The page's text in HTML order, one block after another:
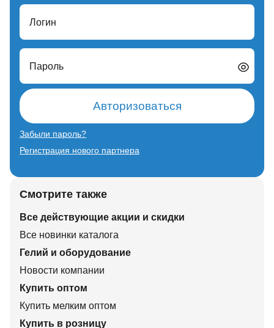
Логин
Пароль
Авторизоваться
Забыли пароль?
Регистрация нового партнера
Смотрите также
Все действующие акции и скидки
Все новинки каталога
Гелий и оборудование
Новости компании
Купить оптом
Купить мелким оптом
Купить в розницу